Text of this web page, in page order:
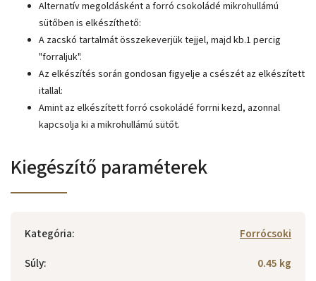
Alternatív megoldásként a forró csokoládé mikrohullámú
sütőben is elkészíthető:
A zacskó tartalmát összekeverjük tejjel, majd kb.1 percig
"forraljuk".
Az elkészítés során gondosan figyelje a csészét az elkészített
itallal:
Amint az elkészített forró csokoládé forrni kezd, azonnal
kapcsolja ki a mikrohullámú sütőt.
Kiegészítő paraméterek
Kategória:
Forrócsoki
Súly:
0.45 kg